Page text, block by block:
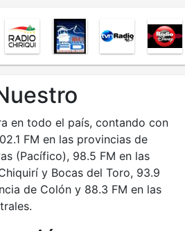
en todo el país, contando con
FM en las provincias de
(Pacífico), 98.5 FM en las
y Bocas del Toro, 93.9
de Colón y 88.3 FM en las